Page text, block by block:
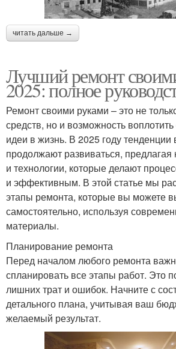
читать дальше →
Лучший ремонт
2025: полное
Ремонт своими руками – это не
средств, но и возможность
идеи в жизнь. В 2025 году тенденции
продолжают развиваться,
и технологии, которые делают
и эффективным. В этой статье мы
этапы ремонта, которые вы можете
самостоятельно, используя
материалы.
Планирование ремонта
Перед началом любого ремонта
спланировать все этапы работ. Это
лишних трат и ошибок. Начните с
детального плана, учитывая ваш
желаемый результат.